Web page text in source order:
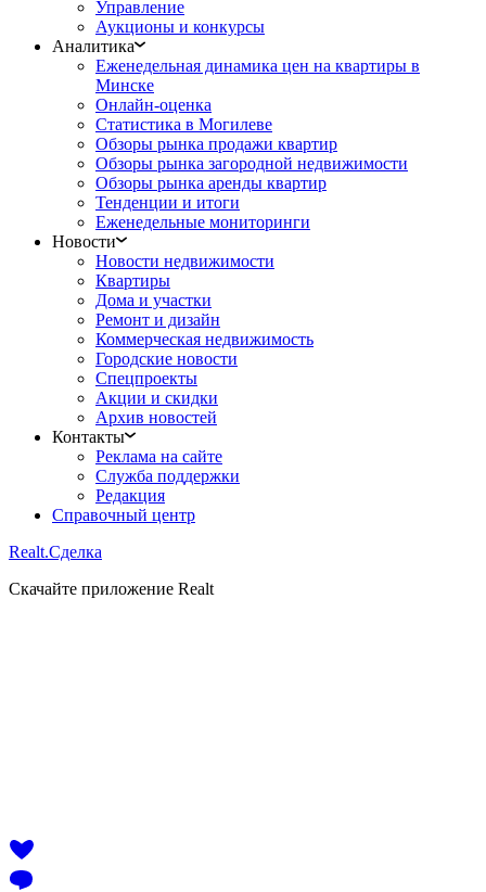
Управление
Аукционы и конкурсы
Аналитика
Еженедельная динамика цен на квартиры в
Минске
Онлайн-оценка
Статистика в Могилеве
Обзоры рынка продажи квартир
Обзоры рынка загородной недвижимости
Обзоры рынка аренды квартир
Тенденции и итоги
Еженедельные мониторинги
Новости
Новости недвижимости
Квартиры
Дома и участки
Ремонт и дизайн
Коммерческая недвижимость
Городские новости
Спецпроекты
Акции и скидки
Архив новостей
Контакты
Реклама на сайте
Служба поддержки
Редакция
Справочный центр
Realt.Сделка
Скачайте приложение Realt